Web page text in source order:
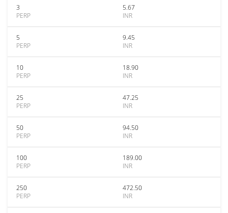
3
PERP
5.67
INR
5
PERP
9.45
INR
10
PERP
18.90
INR
25
PERP
47.25
INR
50
PERP
94.50
INR
100
PERP
189.00
INR
250
PERP
472.50
INR